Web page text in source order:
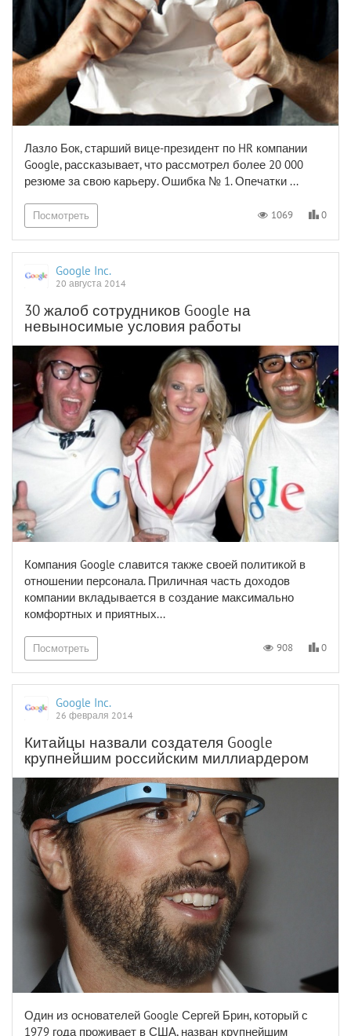
Лазло Бок, старший вице-президент по HR компании
Google, рассказывает, что рассмотрел более 20 000
резюме за свою карьеру. Ошибка № 1. Опечатки ...
Посмотреть 1069 0
Google Inc.
20 августа 2014
30 жалоб сотрудников Google на
невыносимые условия работы
Компания Google славится также своей политикой в
отношении персонала. Приличная часть доходов
компании вкладывается в создание максимально
комфортных и приятных...
Посмотреть 908 0
Google Inc.
26 февраля 2014
Китайцы назвали создателя Google
крупнейшим российским миллиардером
Один из основателей Google Сергей Брин, который с
1979 года проживает в США, назван крупнейшим